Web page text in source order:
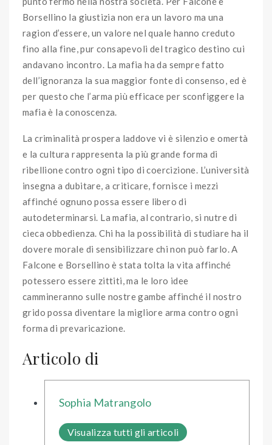
Borsellino la giustizia non era un lavoro ma una
ragion d’essere, un valore nel quale hanno creduto
fino alla fine, pur consapevoli del tragico destino cui
andavano incontro. La mafia ha da sempre fatto
dell’ignoranza la sua maggior fonte di consenso, ed è
per questo che l’arma più efficace per sconfiggere la
mafia è la conoscenza.
La criminalità prospera laddove vi è silenzio e omertà
e la cultura rappresenta la più grande forma di
ribellione contro ogni tipo di coercizione. L’università
insegna a dubitare, a criticare, fornisce i mezzi
affinché ognuno possa essere libero di
autodeterminarsi. La mafia, al contrario, si nutre di
cieca obbedienza. Chi ha la possibilità di studiare ha il
dovere morale di sensibilizzare chi non può farlo. A
Falcone e Borsellino è stata tolta la vita affinché
potessero essere zittiti, ma le loro idee
cammineranno sulle nostre gambe affinché il nostro
grido possa diventare la migliore arma contro ogni
forma di prevaricazione.
Articolo di
Sophia Matrangolo
Visualizza tutti gli articoli